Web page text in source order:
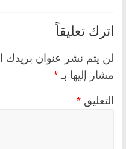
اترك تعليقاً
لن يتم نشر عنوان بريدك
مشار إليها بـ *
التعليق *